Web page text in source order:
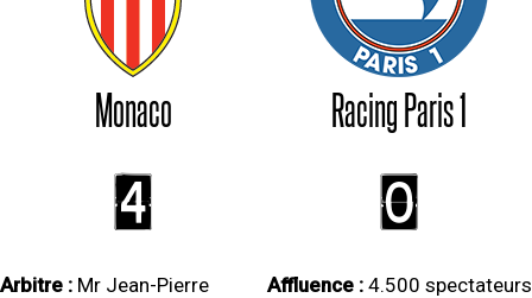
Monaco Racing Paris 1
4 0
Arbitre : Mr Jean-Pierre
Affluence : 4.500 spectateurs